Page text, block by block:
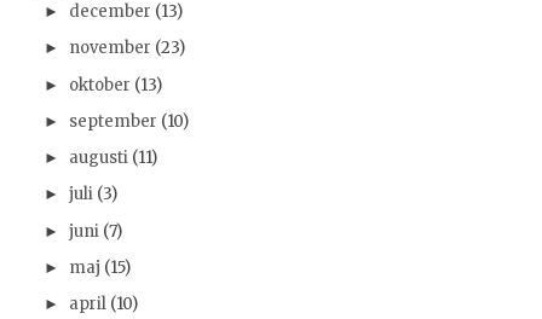
► december (13)
► november (23)
► oktober (13)
► september (10)
► augusti (11)
► juli (3)
► juni (7)
► maj (15)
► april (10)